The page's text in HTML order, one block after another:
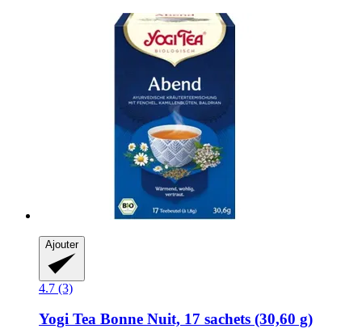
Ajouter
4.7 (3)
Yogi Tea Bonne Nuit, 17 sachets (30,60 g)